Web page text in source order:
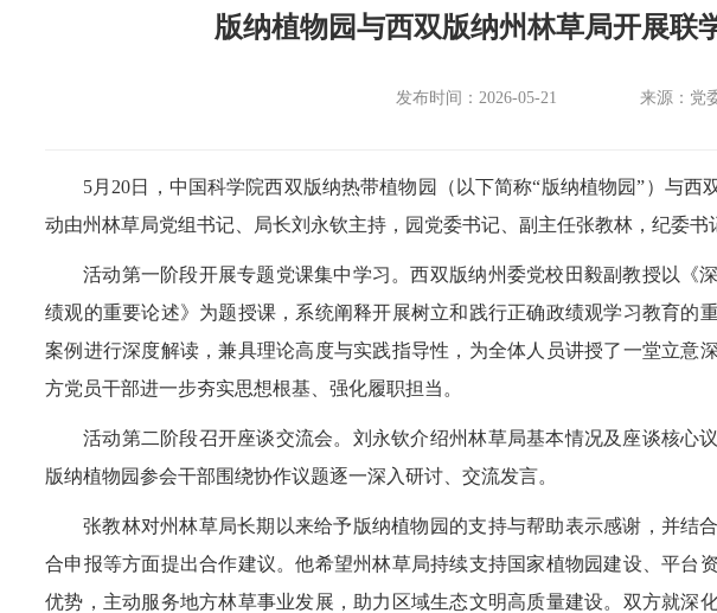
版纳植物园与西双版纳州林草局开展联
发布时间：2026-05-21 来源：党
5月20日，中国科学院西双版纳热带植物园（以下简称“版纳植物园”）与
动由州林草局党组书记、局长刘永钦主持，园党委书记、副主任张教林，纪委书
活动第一阶段开展专题党课集中学习。西双版纳州委党校田毅副教授以《
绩观的重要论述》为题授课，系统阐释开展树立和践行正确政绩观学习教育的
案例进行深度解读，兼具理论高度与实践指导性，为全体人员讲授了一堂立意
方党员干部进一步夯实思想根基、强化履职担当。
活动第二阶段召开座谈交流会。刘永钦介绍州林草局基本情况及座谈核心
版纳植物园参会干部围绕协作议题逐一深入研讨、交流发言。
张教林对州林草局长期以来给予版纳植物园的支持与帮助表示感谢，并结
合申报等方面提出合作建议。他希望州林草局持续支持国家植物园建设、平台
优势，主动服务地方林草事业发展，助力区域生态文明高质量建设。双方就深